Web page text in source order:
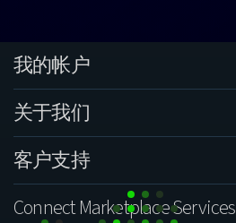
我的帐户
关于我们
客户支持
Connect Marketplace Services